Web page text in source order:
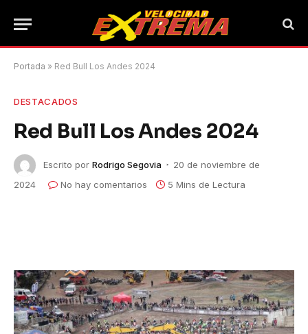
Portada » Red Bull Los Andes 2024
DESTACADOS
Red Bull Los Andes 2024
Escrito por Rodrigo Segovia
20 de noviembre de
2024
No hay comentarios 5 Mins de Lectura